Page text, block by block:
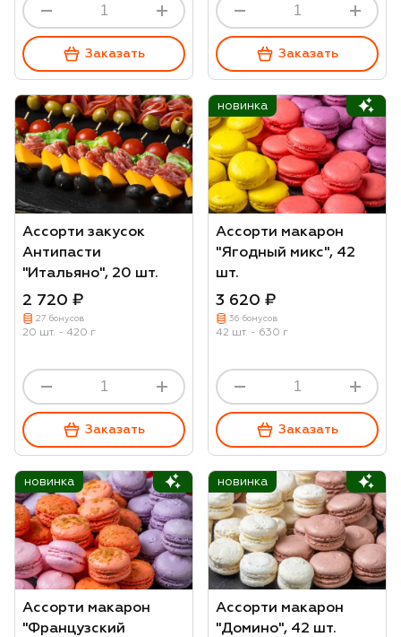
Заказать Заказать
Ассорти закусок
Антипасти
"Итальяно", 20 шт.
2 720 ₽
27 бонусов
20 шт. - 420 г
Заказать
новинка
Ассорти макарон
"Ягодный микс", 42
шт.
3 620 ₽
36 бонусов
42 шт. - 630 г
Заказать
новинка
Ассорти макарон
"Французский
новинка
Ассорти макарон
"Домино", 42 шт.